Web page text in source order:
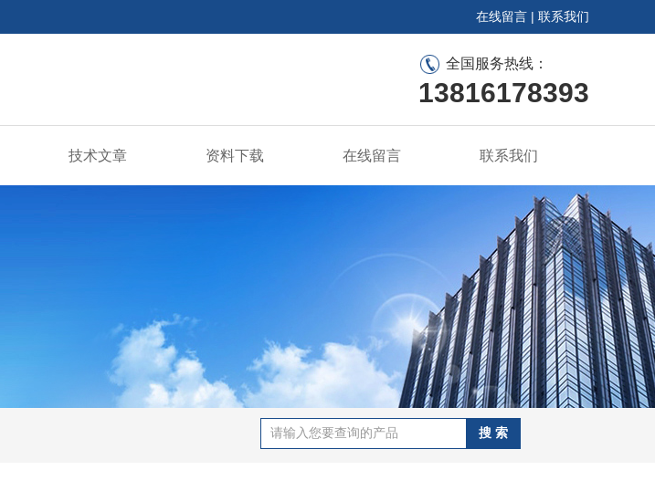
在线留言 | 联系我们
全国服务热线：
13816178393
技术文章 资料下载 在线留言 联系我们